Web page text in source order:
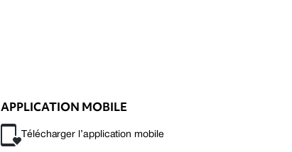
APPLICATION MOBILE
Télécharger l’application mobile